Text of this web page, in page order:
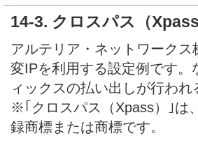
14-3. クロスパス（
アルテリア・ネットワーク
変IPを利用する設定例です
ィックスの払い出しが行わ
※｢クロスパス（Xpass）｣は
録商標または商標です。